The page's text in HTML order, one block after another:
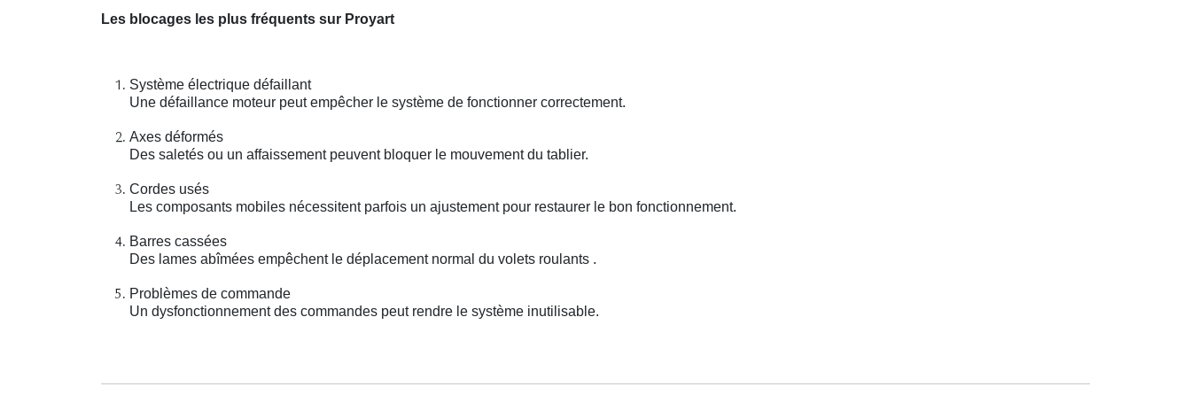
Les blocages les plus fréquents sur Proyart
Système électrique défaillant
Une défaillance moteur peut empêcher le système de fonctionner correctement.
Axes déformés
Des saletés ou un affaissement peuvent bloquer le mouvement du tablier.
Cordes usés
Les composants mobiles nécessitent parfois un ajustement pour restaurer le bon fonctionnement.
Barres cassées
Des lames abîmées empêchent le déplacement normal du volets roulants .
Problèmes de commande
Un dysfonctionnement des commandes peut rendre le système inutilisable.